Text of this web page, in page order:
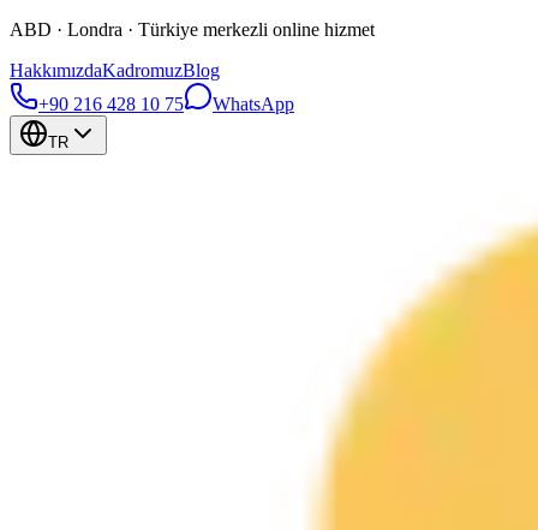
ABD · Londra · Türkiye merkezli online hizmet
HakkımızdaKadromuzBlog
+90 216 428 10 75
WhatsApp
TR